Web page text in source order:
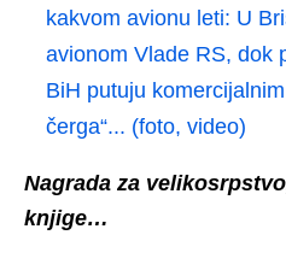
kakvom avionu leti: U
avionom Vlade RS, dok
BiH putuju
čerga“... (foto, video)
Nagrada za
knjige…